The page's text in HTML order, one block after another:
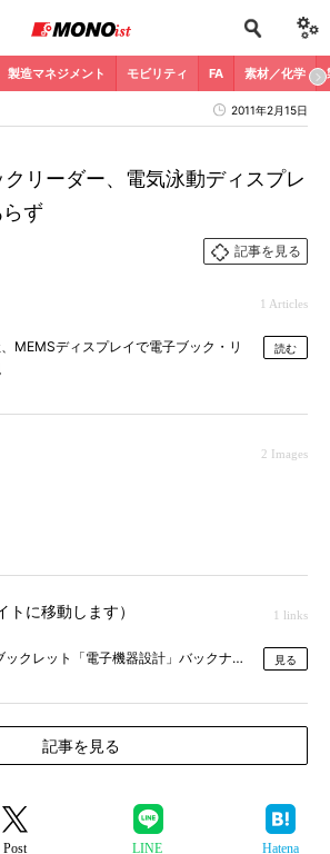
製造マネジメント モビリティ FA 素材／化学
2011年2月15日
リーダー、電気泳動ディスプレ
ず
記事を見る
1 Articles
MEMSディスプレイで電子ブック・リ
読む
2 Images
に移動します） 1 links
クレット「電子機器設計」バックナンバー 見る
記事を見る
Post LINE Hatena